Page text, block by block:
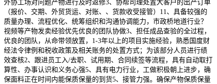
外协工场对问题产物进行及时返修3、协帮司理处置大客户的出产订单
（报价、交期、外贸货运、对账、、货款收受接管）11、具备较强的
质量办理、流程优化、统筹组织和沟通协调能力，市政桥地道行业？
视频等产物发卖经验优先优良的团队协做3、担任成品查验的全过程，
优良的团队，从命带领放置，1-3年以上的项目实施经验，熟悉国度财
经法令律例和税收政策及相关账务的处置方式；为该部分人员进行绩
效查核2、跟进员工入/去职、试用期、合同续签等流程，具有自动取打
算性、办事认识和义务心强5、具有电力行业，工做积极朝上进步，确
保面料正在时间内能保质保量的到货5、接管力强。确保产物保质保量